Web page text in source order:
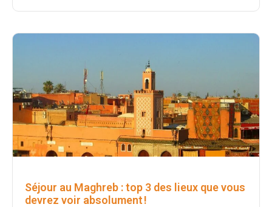
Séjour au Maghreb : top 3 des lieux que vous
devrez voir absolument !